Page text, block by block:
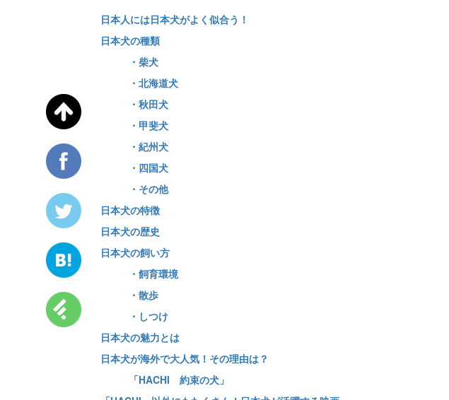
日本人には日本犬がよく似合う！
日本犬の種類
・柴犬
・北海道犬
・秋田犬
・甲斐犬
・紀州犬
・四国犬
・その他
日本犬の特徴
日本犬の歴史
日本犬の飼い方
・飼育環境
・散歩
・しつけ
日本犬の魅力とは
日本犬が海外で大人気！その理由は？
「HACHI 約束の犬」